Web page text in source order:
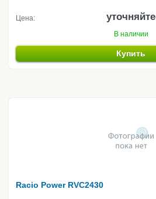
Цена: уточняйте
В наличии
Купить
Racio Power RVC2430